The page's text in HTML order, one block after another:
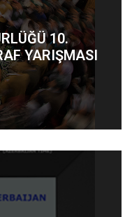
10.
YARIŞMASI